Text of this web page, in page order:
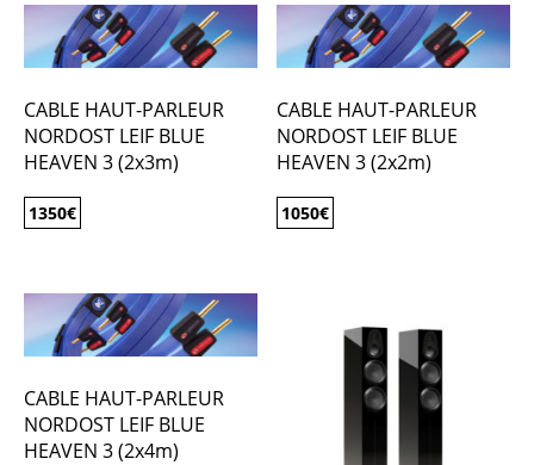
CABLE HAUT-PARLEUR
NORDOST LEIF BLUE
HEAVEN 3 (2x3m)
1350€
CABLE HAUT-PARLEUR
NORDOST LEIF BLUE
HEAVEN 3 (2x2m)
1050€
CABLE HAUT-PARLEUR
NORDOST LEIF BLUE
HEAVEN 3 (2x4m)